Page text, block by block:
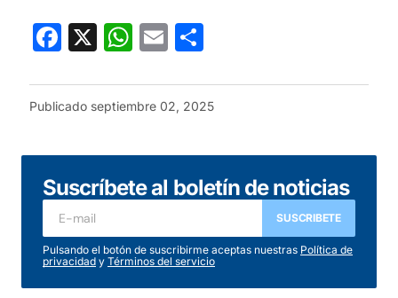
Facebook
X WhatsApp
Email
Publicado septiembre 02, 2025
Suscríbete al boletín de noticias
SUSCRIBETE
Pulsando el botón de suscribirme aceptas nuestras Política de
privacidad y Términos del servicio